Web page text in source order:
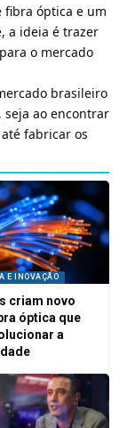
fibra óptica e um
a ideia é trazer
o mercado
brasileiro
seja ao encontrar
fabricar os
E INOVAÇÃO
criam novo
óptica que
a